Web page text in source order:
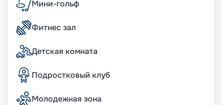
Мини-гольф
Фитнес зал
Детская комната
Подростковый клуб
Молодежная зона